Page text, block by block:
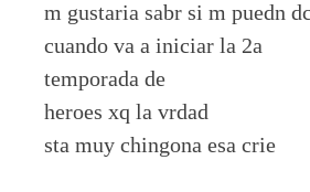
m gustaria sabr si m puedn
cuando va a iniciar la 2a
temporada de
heroes xq la vrdad
sta muy chingona esa crie